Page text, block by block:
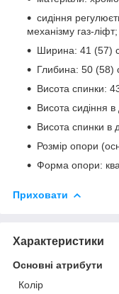
сидіння
механізму газ-ліфт;
Ширина: 41 (57)
Глибина: 50 (58)
Висота спинки:
Висота сидіння
Висота спинки в
Розмір опори
Форма опори:
Приховати
Характеристики
Основні атрибути
Колір